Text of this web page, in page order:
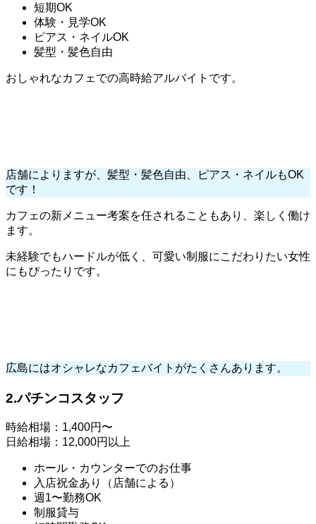
短期OK
体験・見学OK
ピアス・ネイルOK
髪型・髪色自由
おしゃれなカフェでの高時給アルバイトです。
店舗によりますが、髪型・髪色自由、ピアス・ネイルもOK
です！
カフェの新メニュー考案を任されることもあり、楽しく働け
ます。
未経験でもハードルが低く、可愛い制服にこだわりたい女性
にもぴったりです。
広島にはオシャレなカフェバイトがたくさんあります。
2.パチンコスタッフ
時給相場：1,400円〜
日給相場：12,000円以上
ホール・カウンターでのお仕事
入店祝金あり（店舗による）
週1〜勤務OK
制服貸与